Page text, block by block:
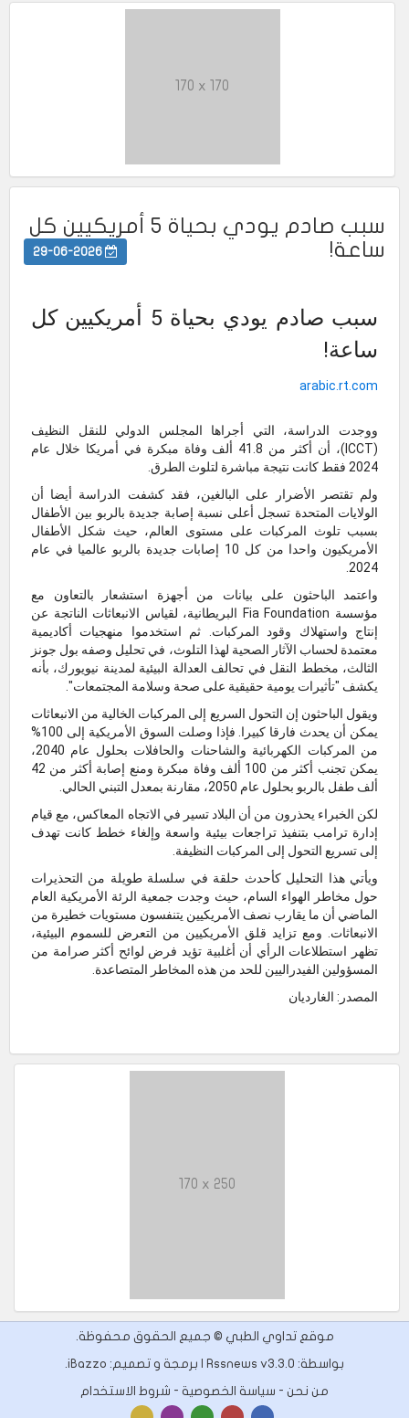
170 x 170
سبب صادم يودي بحياة 5 أمريكيين كل
ساعة!
سبب صادم يودي بحياة 5 أمريكيين كل
ساعة!
arabic.rt.com
ووجدت الدراسة، التي أجراها المجلس الدولي للنقل النظيف
(ICCT)، أن أكثر من 41.8 ألف وفاة مبكرة في أمريكا خلال عام
2024 فقط كانت نتيجة مباشرة لتلوث الطرق.
ولم تقتصر الأضرار على البالغين، فقد كشفت الدراسة أيضا أن
الولايات المتحدة تسجل أعلى نسبة إصابة جديدة بالربو بين الأطفال
بسبب تلوث المركبات على مستوى العالم، حيث شكل الأطفال
الأمريكيون واحدا من كل 10 إصابات جديدة بالربو عالميا في عام
2024.
واعتمد الباحثون على بيانات من أجهزة استشعار بالتعاون مع
مؤسسة Fia Foundation البريطانية، لقياس الانبعاثات الناتجة عن
إنتاج واستهلاك وقود المركبات. ثم استخدموا منهجيات أكاديمية
معتمدة لحساب الآثار الصحية لهذا التلوث، في تحليل وصفه بول جونز
الثالث، مخطط النقل في تحالف العدالة البيئية لمدينة نيويورك، بأنه
يكشف "تأثيرات يومية حقيقية على صحة وسلامة المجتمعات".
ويقول الباحثون إن التحول السريع إلى المركبات الخالية من الانبعاثات
يمكن أن يحدث فارقا كبيرا. فإذا وصلت السوق الأمريكية إلى 100%
من المركبات الكهربائية والشاحنات والحافلات بحلول عام 2040،
يمكن تجنب أكثر من 100 ألف وفاة مبكرة ومنع إصابة أكثر من 42
ألف طفل بالربو بحلول عام 2050، مقارنة بمعدل التبني الحالي.
لكن الخبراء يحذرون من أن البلاد تسير في الاتجاه المعاكس، مع قيام
إدارة ترامب بتنفيذ تراجعات بيئية واسعة وإلغاء خطط كانت تهدف
إلى تسريع التحول إلى المركبات النظيفة.
ويأتي هذا التحليل كأحدث حلقة في سلسلة طويلة من التحذيرات
حول مخاطر الهواء السام، حيث وجدت جمعية الرئة الأمريكية العام
الماضي أن ما يقارب نصف الأمريكيين يتنفسون مستويات خطيرة من
الانبعاثات. ومع تزايد قلق الأمريكيين من التعرض للسموم البيئية،
تظهر استطلاعات الرأي أن أغلبية تؤيد فرض لوائح أكثر صرامة من
المسؤولين الفيدراليين للحد من هذه المخاطر المتصاعدة.
المصدر: الغارديان
170 x 250
موقع تداوي الطبي © جميع الحقوق محفوظة.
بواسطة: Rssnews v3.3.0 | برمجة و تصميم:
iBazzo
.
من نحن - سياسة الخصوصية - شروط الاستخدام